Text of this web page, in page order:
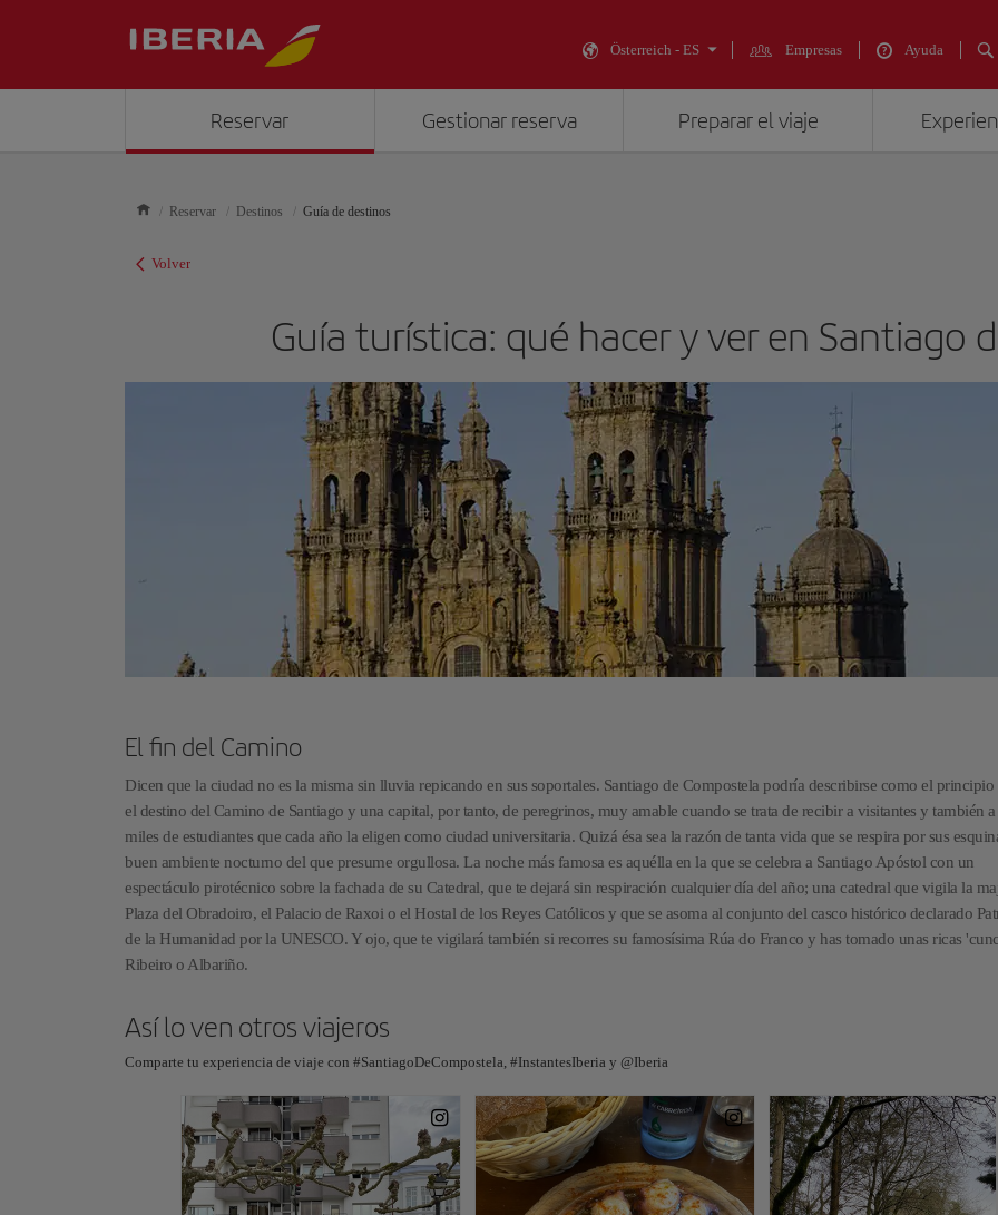
Österreich - ES Empresas Ayuda
Reservar Gestionar reserva Preparar el viaje
Reservar Destinos Guía de destinos
Volver
Guía turística: qué hacer y ver en Santiago
El fin del Camino
Dicen que la ciudad no es la misma sin lluvia repicando en sus soportales. Santiago de Compostela podría describirse como el
el destino del Camino de Santiago y una capital, por tanto, de peregrinos, muy amable cuando se trata de recibir a visitantes y también a
miles de estudiantes que cada año la eligen como ciudad universitaria. Quizá ésa sea la razón de tanta vida que se respira por sus
buen ambiente nocturno del que presume orgullosa. La noche más famosa es aquélla en la que se celebra a Santiago Apóstol con un
espectáculo pirotécnico sobre la fachada de su Catedral, que te dejará sin respiración cualquier día del año; una catedral que vigila la
Plaza del Obradoiro, el Palacio de Raxoi o el Hostal de los Reyes Católicos y que se asoma al conjunto del casco histórico declarado
de la Humanidad por la UNESCO. Y ojo, que te vigilará también si recorres su famosísima Rúa do Franco y has tomado unas ricas
Ribeiro o Albariño.
Así lo ven otros viajeros
Comparte tu experiencia de viaje con #SantiagoDeCompostela, #InstantesIberia y @Iberia